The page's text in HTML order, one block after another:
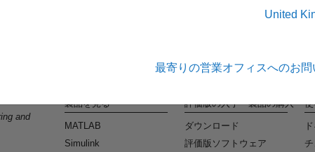
United
最寄りの営業オフィスへのお問
and
製品を見る
MATLAB
Simulink
評価版の入手・製品の購入
ダウンロード
評価版ソフトウェア